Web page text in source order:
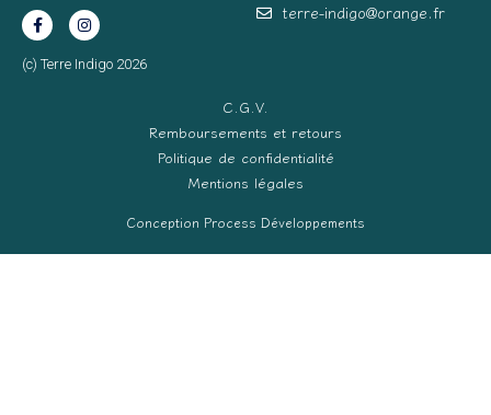
(c) Terre Indigo 2026
terre-indigo@orange.fr
C.G.V.
Remboursements et retours
Politique de confidentialité
Mentions légales
Conception Process Développements